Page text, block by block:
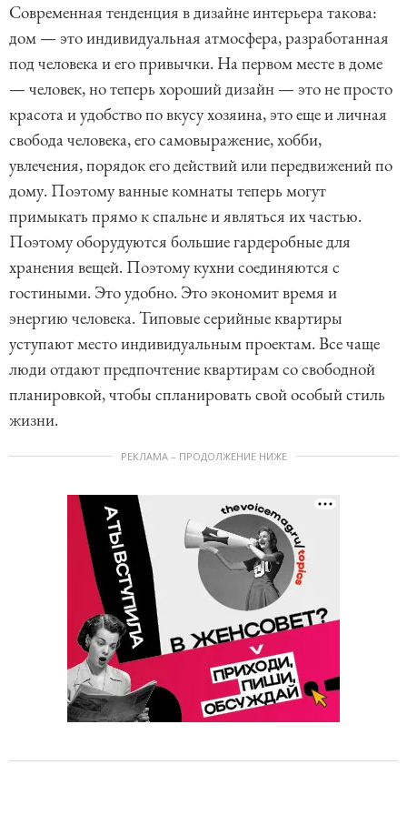
Современная тенденция в дизайне интерьера такова:
дом — это индивидуальная атмосфера, разработанная
под человека и его привычки. На первом месте в доме
— человек, но теперь хороший дизайн — это не просто
красота и удобство по вкусу хозяина, это еще и личная
свобода человека, его самовыражение, хобби,
увлечения, порядок его действий или передвижений по
дому. Поэтому ванные комнаты теперь могут
примыкать прямо к спальне и являться их частью.
Поэтому оборудуются большие гардеробные для
хранения вещей. Поэтому кухни соединяются с
гостиными. Это удобно. Это экономит время и
энергию человека. Типовые серийные квартиры
уступают место индивидуальным проектам. Все чаще
люди отдают предпочтение квартирам со свободной
планировкой, чтобы спланировать свой особый стиль
жизни.
РЕКЛАМА – ПРОДОЛЖЕНИЕ НИЖЕ